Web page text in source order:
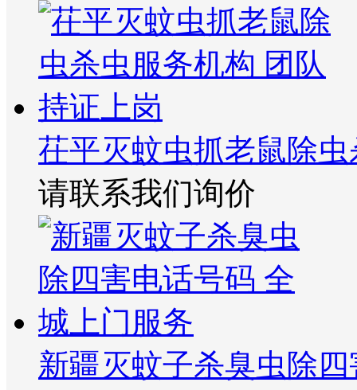
茌平灭蚊虫抓老鼠除
请联系我们询价
新疆灭蚊子杀臭虫除